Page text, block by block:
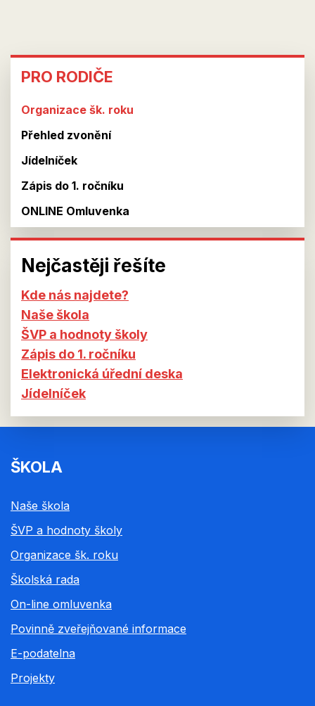
PRO
RODIČE
PRO RODIČE
Organizace šk. roku
Přehled zvonění
Jídelníček
Zápis do 1. ročníku
ONLINE Omluvenka
Nejčastěji řešíte
Kde nás najdete?
Naše škola
ŠVP a hodnoty školy
Zápis do 1. ročníku
Elektronická úřední deska
Jídelníček
ŠKOLA
Naše škola
ŠVP a hodnoty školy
Organizace šk. roku
Školská rada
On-line omluvenka
Povinně zveřejňované informace
E-podatelna
Projekty